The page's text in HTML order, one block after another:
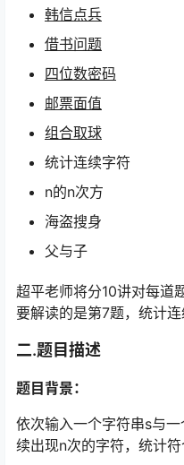
韩信点兵
借书问题
四位数密码
邮票面值
组合取球
统计连续字符
n的n次方
海盗搜身
父与子
超平老师将分10讲对每道
要解读的是第7题，统计连
二.题目描述
题目背景：
依次输入一个字符串s与
续出现n次的字符，统计符